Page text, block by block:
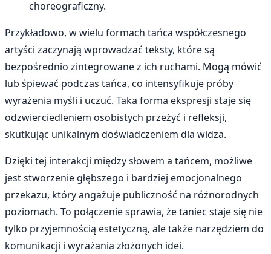
choreograficzny.
Przykładowo, w wielu formach tańca współczesnego
artyści zaczynają wprowadzać teksty, które są
bezpośrednio zintegrowane z ich ruchami. Mogą mówić
lub śpiewać podczas tańca, co intensyfikuje próby
wyrażenia myśli i uczuć. Taka forma ekspresji staje się
odzwierciedleniem osobistych przeżyć i refleksji,
skutkując unikalnym doświadczeniem dla widza.
Dzięki tej interakcji między słowem a tańcem, możliwe
jest stworzenie głębszego i bardziej emocjonalnego
przekazu, który angażuje publiczność na różnorodnych
poziomach. To połączenie sprawia, że taniec staje się nie
tylko przyjemnością estetyczną, ale także narzędziem do
komunikacji i wyrażania złożonych idei.